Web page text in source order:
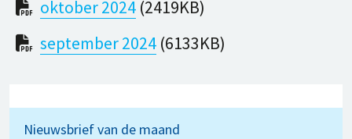
Nieuwsbrief van de maand
oktober 2024 (2419KB)
september 2024 (6133KB)